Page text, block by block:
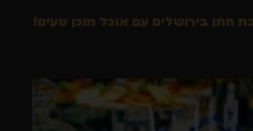
חתן בירושלים עם אוכל מוכן טעים!